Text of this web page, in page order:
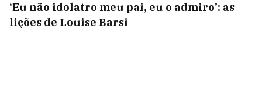
‘Eu não idolatro meu pai, eu o admiro’: as
lições de Louise Barsi